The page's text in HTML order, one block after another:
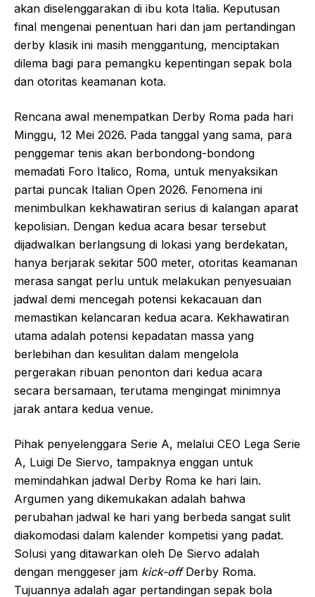
akan diselenggarakan di ibu kota Italia. Keputusan
final mengenai penentuan hari dan jam pertandingan
derby klasik ini masih menggantung, menciptakan
dilema bagi para pemangku kepentingan sepak bola
dan otoritas keamanan kota.
Rencana awal menempatkan Derby Roma pada hari
Minggu, 12 Mei 2026. Pada tanggal yang sama, para
penggemar tenis akan berbondong-bondong
memadati Foro Italico, Roma, untuk menyaksikan
partai puncak Italian Open 2026. Fenomena ini
menimbulkan kekhawatiran serius di kalangan aparat
kepolisian. Dengan kedua acara besar tersebut
dijadwalkan berlangsung di lokasi yang berdekatan,
hanya berjarak sekitar 500 meter, otoritas keamanan
merasa sangat perlu untuk melakukan penyesuaian
jadwal demi mencegah potensi kekacauan dan
memastikan kelancaran kedua acara. Kekhawatiran
utama adalah potensi kepadatan massa yang
berlebihan dan kesulitan dalam mengelola
pergerakan ribuan penonton dari kedua acara
secara bersamaan, terutama mengingat minimnya
jarak antara kedua venue.
Pihak penyelenggara Serie A, melalui CEO Lega Serie
A, Luigi De Siervo, tampaknya enggan untuk
memindahkan jadwal Derby Roma ke hari lain.
Argumen yang dikemukakan adalah bahwa
perubahan jadwal ke hari yang berbeda sangat sulit
diakomodasi dalam kalender kompetisi yang padat.
Solusi yang ditawarkan oleh De Siervo adalah
dengan menggeser jam kick-offDerby Roma.
Tujuannya adalah agar pertandingan sepak bola